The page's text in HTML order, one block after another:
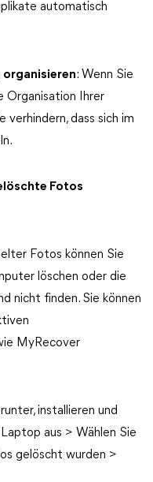
automatisch
organisieren: Wenn Sie
Organisation Ihrer
verhindern, dass sich im
Fotos
Fotos können Sie
löschen oder die
nicht finden. Sie können
MyRecover
installieren und
aus > Wählen Sie
gelöscht wurden >